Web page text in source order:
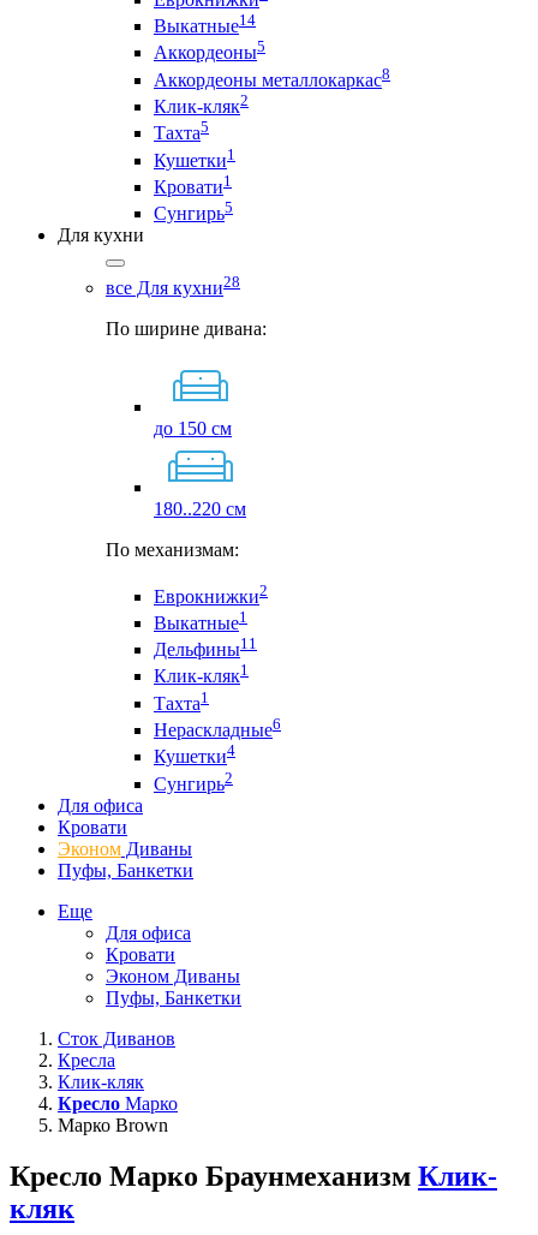
Выкатные14
Аккордеоны5
Аккордеоны металлокаркас8
Клик-кляк2
Тахта5
Кушетки1
Кровати1
Сунгирь5
Для кухни
все Для кухни28
По ширине дивана:
до 150 см
180..220 см
По механизмам:
Еврокнижки2
Выкатные1
Дельфины11
Клик-кляк1
Тахта1
Нераскладные6
Кушетки4
Сунгирь2
Для офиса
Кровати
Эконом Диваны
Пуфы, Банкетки
Еще
Для офиса
Кровати
Эконом Диваны
Пуфы, Банкетки
Сток Диванов
Кресла
Клик-кляк
Кресло Марко
Марко Brown
Кресло Марко Браунмеханизм Клик-
кляк